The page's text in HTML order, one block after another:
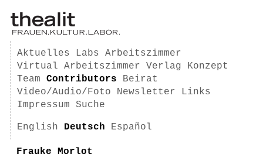
Aktuelles Labs
Arbeitszimmer
Virtual Arbeitszimmer
Verlag
Konzept
Team
Contributors
Beirat
Video/Audio/Foto
Newsletter
Links
Impressum
Suche
English Deutsch Español
Frauke Morlot